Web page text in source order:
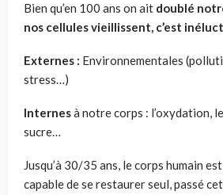
Bien qu’en 100 ans on ait doublé
nos cellules vieillissent, c’est
Externes : Environnementales
stress…)
Internesà notre corps : l’oxydation,
sucre…
Jusqu’à 30/35 ans, le corps humain
capable de se restaurer seul, passé